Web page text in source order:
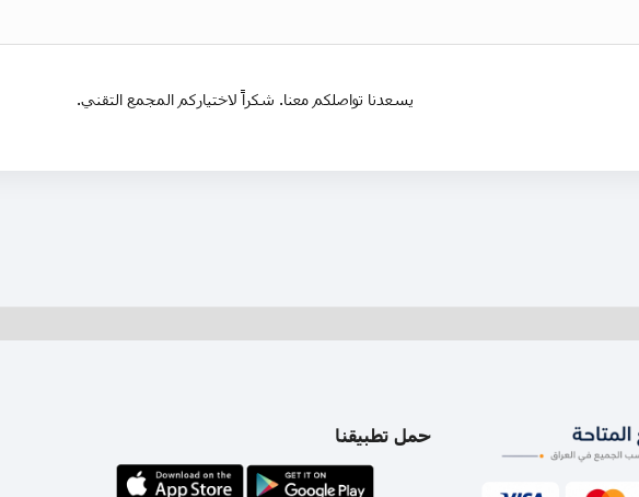
يسعدنا تواصلكم معنا. شكراً لاختياركم المجمع التقني.
حمل تطبيقنا